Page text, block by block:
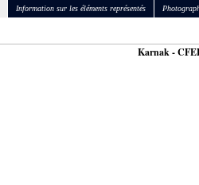
Information sur les éléments représentés